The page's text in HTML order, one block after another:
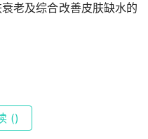
老及综合改善皮肤缺水的
()